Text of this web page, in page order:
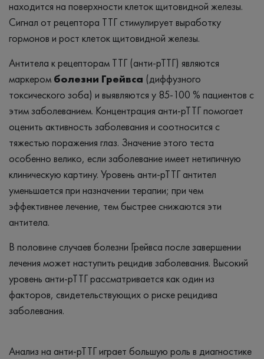
находится на поверхности клеток щитовидной железы.
Сигнал от рецептора ТТГ стимулирует выработку
гормонов и рост клеток щитовидной железы.
Антитела к рецепторам ТТГ (анти-pTTГ) являются
маркером болезни Грейвса (диффузного
токсического зоба) и выявляются у 85-100 % пациентов с
этим заболеванием. Концентрация анти-рТТГ помогает
оценить активность заболевания и соотносится с
тяжестью поражения глаз. Значение этого теста
особенно велико, если заболевание имеет нетипичную
клиническую картину. Уровень анти-рТТГ антител
уменьшается при назначении терапии; при чем
эффективнее лечение, тем быстрее снижаются эти
антитела.
В половине случаев болезни Грейвса после завершении
лечения может наступить рецидив заболевания. Высокий
уровень анти-рТТГ рассматривается как один из
факторов, свидетельствующих о риске рецидива
заболевания.
Анализ на анти-рТТГ играет большую роль в диагностике